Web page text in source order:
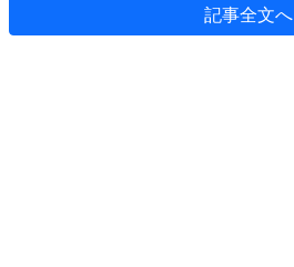
記事全文へ